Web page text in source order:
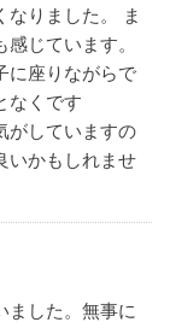
りました。
ま
じています。
に座りながらで
なくです
がしていますの
いかもしれませ
ました。無事に